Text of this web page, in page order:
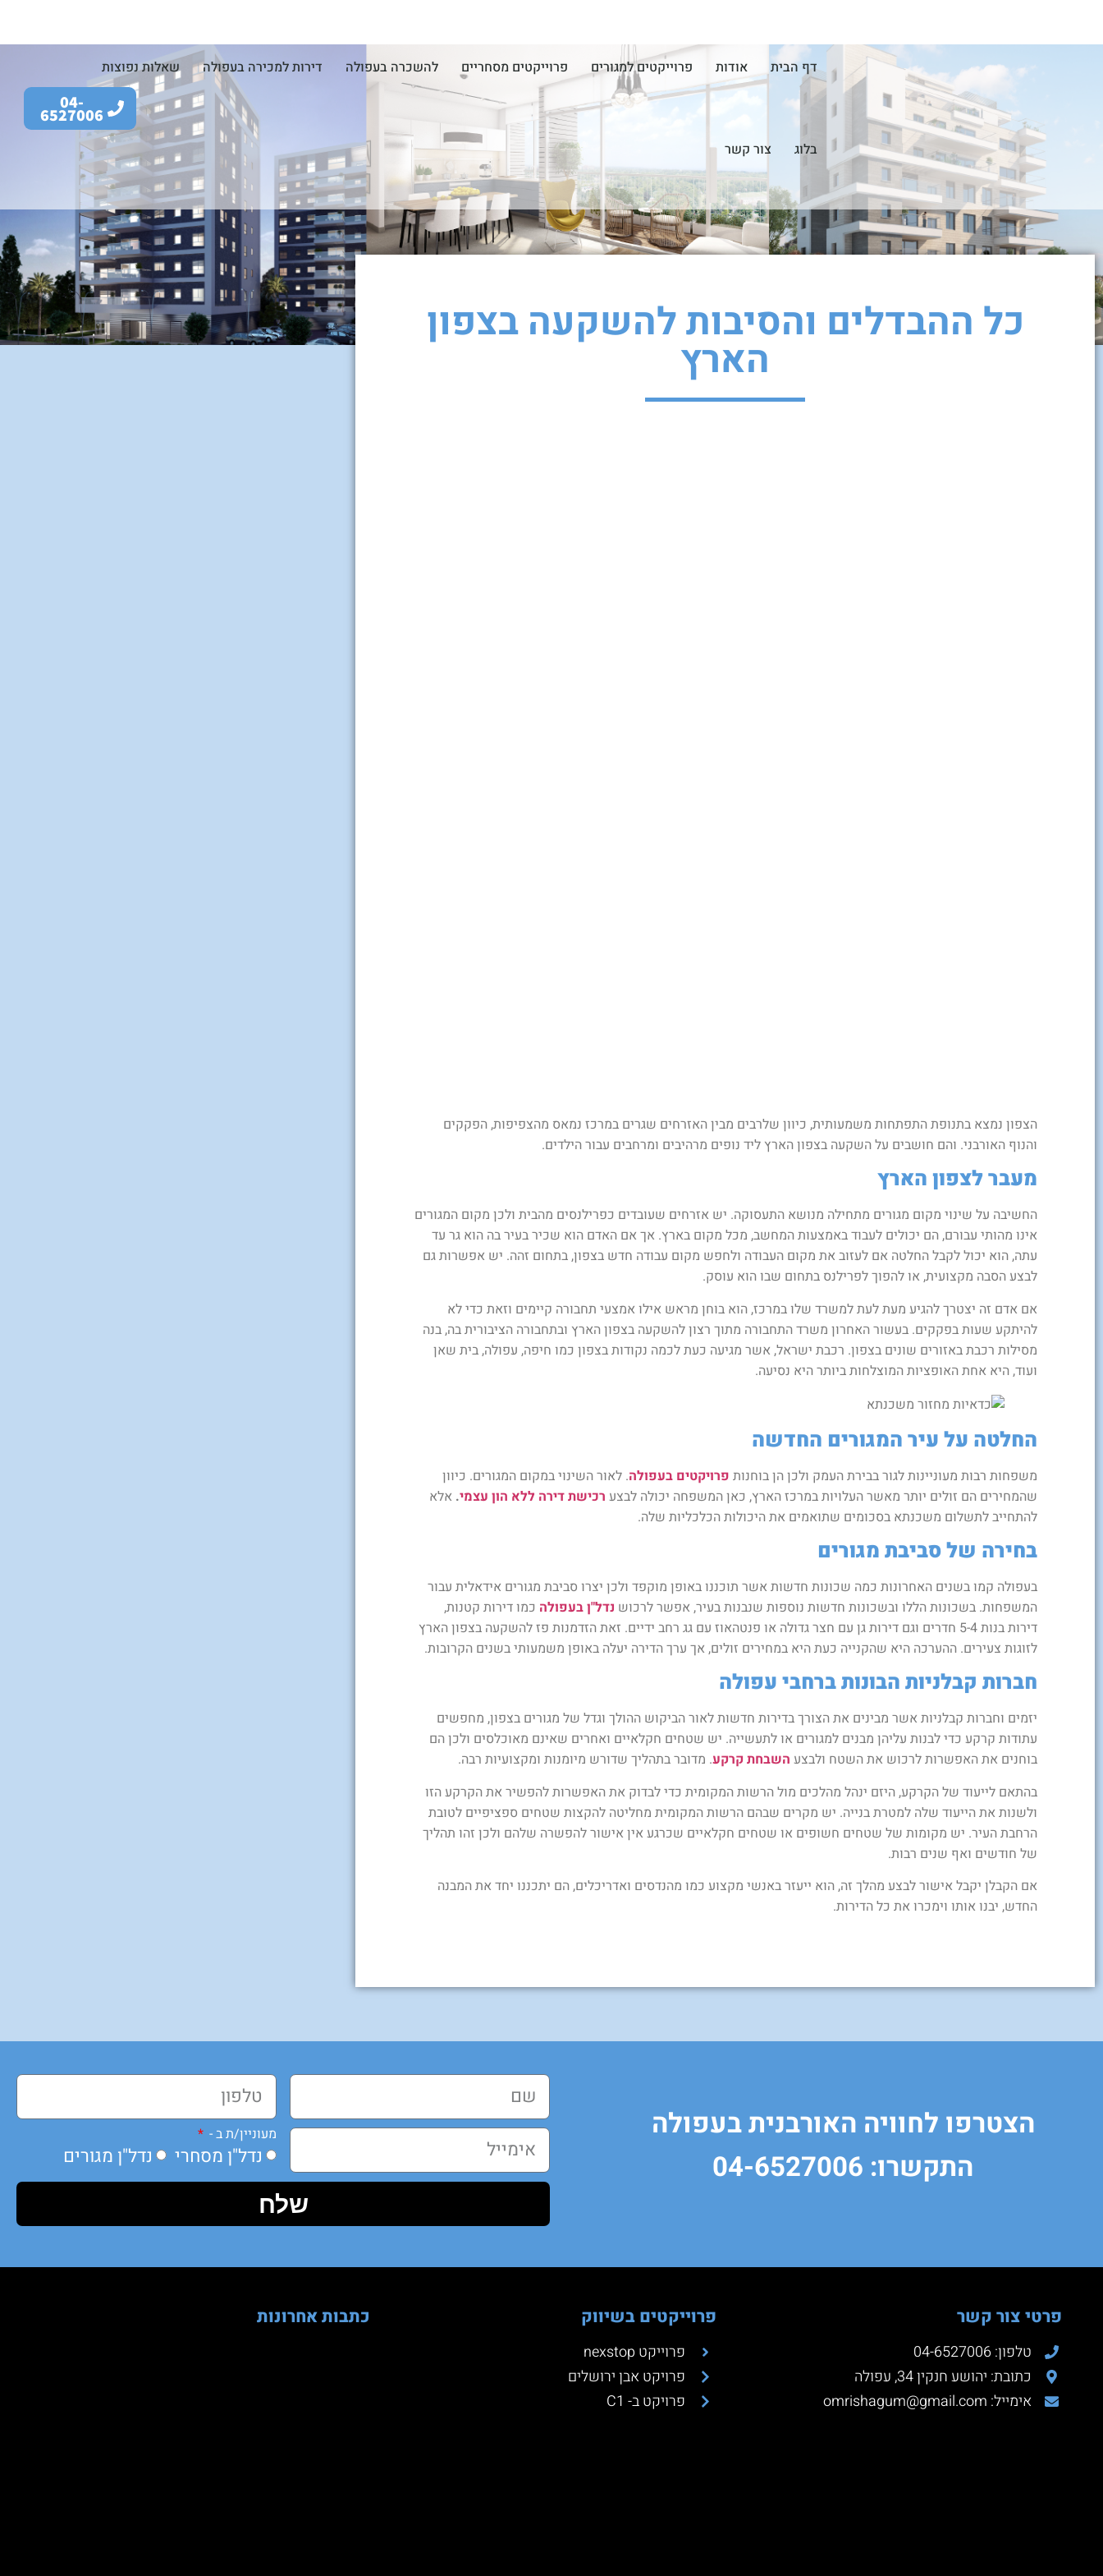
דף הבית אודות פרוייקטים למגורים פרוייקטים מסחריים להשכרה בעפולה דירות למכירה בעפולה שאלות נפוצות
בלוג צור קשר
04-
6527006
כל ההבדלים והסיבות להשקעה בצפון
הארץ
הצפון נמצא בתנופת התפתחות משמעותית, כיוון שלרבים מבין האזרחים שגרים במרכז נמאס מהצפיפות, הפקקים
והנוף האורבני. והם חושבים על השקעה בצפון הארץ ליד נופים מרהיבים ומרחבים עבור הילדים.
מעבר לצפון הארץ
החשיבה על שינוי מקום מגורים מתחילה מנושא התעסוקה. יש אזרחים שעובדים כפרילנסים מהבית ולכן מקום המגורים
אינו מהותי עבורם, הם יכולים לעבוד באמצעות המחשב, מכל מקום בארץ. אך אם האדם הוא שכיר בעיר בה הוא גר עד
עתה, הוא יכול לקבל החלטה אם לעזוב את מקום העבודה ולחפש מקום עבודה חדש בצפון, בתחום זהה. יש אפשרות גם
לבצע הסבה מקצועית, או להפוך לפרילנס בתחום שבו הוא עוסק.
אם אדם זה יצטרך להגיע מעת לעת למשרד שלו במרכז, הוא בוחן מראש אילו אמצעי תחבורה קיימים וזאת כדי לא
להיתקע שעות בפקקים. בעשור האחרון משרד התחבורה מתוך רצון להשקעה בצפון הארץ ובתחבורה הציבורית בה, בנה
מסילות רכבת באזורים שונים בצפון. רכבת ישראל, אשר מגיעה כעת לכמה נקודות בצפון כמו חיפה, עפולה, בית שאן
ועוד, היא אחת האופציות המוצלחות ביותר היא נסיעה.
החלטה על עיר המגורים החדשה
משפחות רבות מעוניינות לגור בבירת העמק ולכן הן בוחנות פרויקטים בעפולה. לאור השינוי במקום המגורים. כיוון
שהמחירים הם זולים יותר מאשר העלויות במרכז הארץ, כאן המשפחה יכולה לבצע רכישת דירה ללא הון עצמי. אלא
להתחייב לתשלום משכנתא בסכומים שתואמים את היכולות הכלכליות שלה.
בחירה של סביבת מגורים
בעפולה קמו בשנים האחרונות כמה שכונות חדשות אשר תוכננו באופן מוקפד ולכן יצרו סביבת מגורים אידאלית עבור
המשפחות. בשכונות הללו ובשכונות חדשות נוספות שנבנות בעיר, אפשר לרכוש נדל"ן בעפולה כמו דירות קטנות,
דירות בנות 5-4 חדרים וגם דירות גן עם חצר גדולה או פנטהאוז עם גג רחב ידיים. זאת הזדמנות פז להשקעה בצפון הארץ
לזוגות צעירים. ההערכה היא שהקנייה כעת היא במחירים זולים, אך ערך הדירה יעלה באופן משמעותי בשנים הקרובות.
חברות קבלניות הבונות ברחבי עפולה
יזמים וחברות קבלניות אשר מבינים את הצורך בדירות חדשות לאור הביקוש ההולך וגדל של מגורים בצפון, מחפשים
עתודות קרקע כדי לבנות עליהן מבנים למגורים או לתעשייה. יש שטחים חקלאיים ואחרים שאינם מאוכלסים ולכן הם
בוחנים את האפשרות לרכוש את השטח ולבצע השבחת קרקע. מדובר בתהליך שדורש מיומנות ומקצועיות רבה.
בהתאם לייעוד של הקרקע, היזם ינהל מהלכים מול הרשות המקומית כדי לבדוק את האפשרות להפשיר את הקרקע הזו
ולשנות את הייעוד שלה למטרת בנייה. יש מקרים שבהם הרשות המקומית מחליטה להקצות שטחים ספציפיים לטובת
הרחבת העיר. יש מקומות של שטחים חשופים או שטחים חקלאיים שכרגע אין אישור להפשרה שלהם ולכן זהו תהליך
של חודשים ואף שנים רבות.
אם הקבלן יקבל אישור לבצע מהלך זה, הוא ייעזר באנשי מקצוע כמו מהנדסים ואדריכלים, הם יתכננו יחד את המבנה
החדש, יבנו אותו וימכרו את כל הדירות.
הצטרפו לחוויה האורבנית בעפולה
התקשרו: 04-6527006
מעוניין/ת ב -
נדל"ן מסחרי נדל"ן מגורים
שלח
פרטי צור קשר
טלפון: 04-6527006
כתובת: יהושע חנקין 34, עפולה
אימייל: omrishagum@gmail.com
פרוייקטים בשיווק
פרוייקט nexstop
פרויקט אבן ירושלים
פרויקט ב- C1
כתבות אחרונות